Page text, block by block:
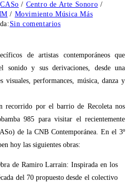
CASo / Centro de Arte Sonoro /
/ Movimiento Música Más
Sin comentarios
de artistas contemporáneos que
sonido y sus derivaciones, desde una
performances, música, danza y
recorrido por el barrio de Recoleta nos
985 para visitar el recientemente
de la CNB Contemporánea. En el 3º
hoy las siguientes obras:
de Ramiro Larrain: Inspirada en los
del 70 propuesto desde el colectivo